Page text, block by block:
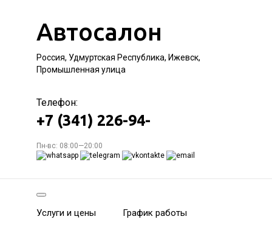
Автосалон
Россия, Удмуртская Республика, Ижевск,
Промышленная улица
Телефон:
+7 (341) 226-94-
Пн-вс: 08:00—20:00
Услуги и цены График работы